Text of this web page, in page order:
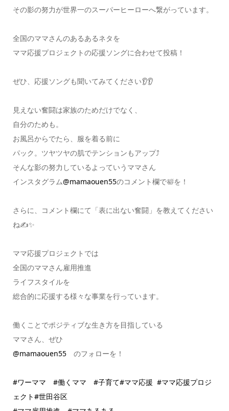
その影の努力が世界一のスーパーヒーローへ繋がっています。
全国のママさんのあるあるネタを
ママ応援プロジェクトの応援ソングに合わせて投稿！
ぜひ、応援ソングも聞いてみてください👂👂
見えない奮闘は家族のためだけでなく、
自分のためも。
お風呂からでたら、服を着る前に
パック。ツヤツヤの肌でテンションもアップ⤴️
そんな影の努力しているよっていうママさん
インスタグラム@mamaouen55のコメント欄で🛀を！
さらに、コメント欄にて「表に出ない奮闘」を教えてください
ね✍️✨
ママ応援プロジェクトでは
全国のママさん雇用推進
ライフスタイルを
総合的に応援する様々な事業を行っています。
働くことでポジティブな生き方を目指している
ママさん、ぜひ
@mamaouen55のフォローを！
#ワーママ #働くママ #子育て#ママ応援 #ママ応援プロジ
ェクト#世田谷区